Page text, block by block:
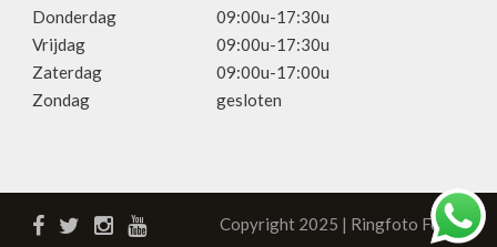
Donderdag
09:00u-17:30u
Vrijdag
09:00u-17:30u
Zaterdag
09:00u-17:00u
Zondag
gesloten
Copyright 2025 | Ringfoto Focus